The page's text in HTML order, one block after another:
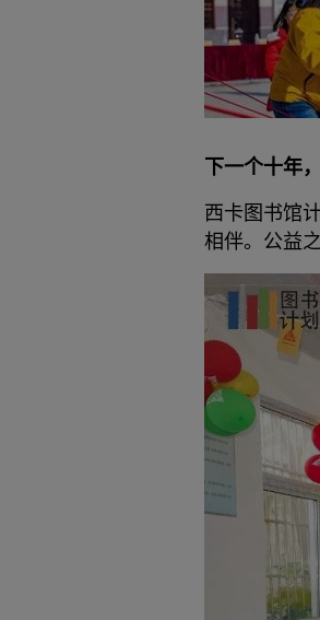
下一个十年
西卡图书馆
相伴。公益